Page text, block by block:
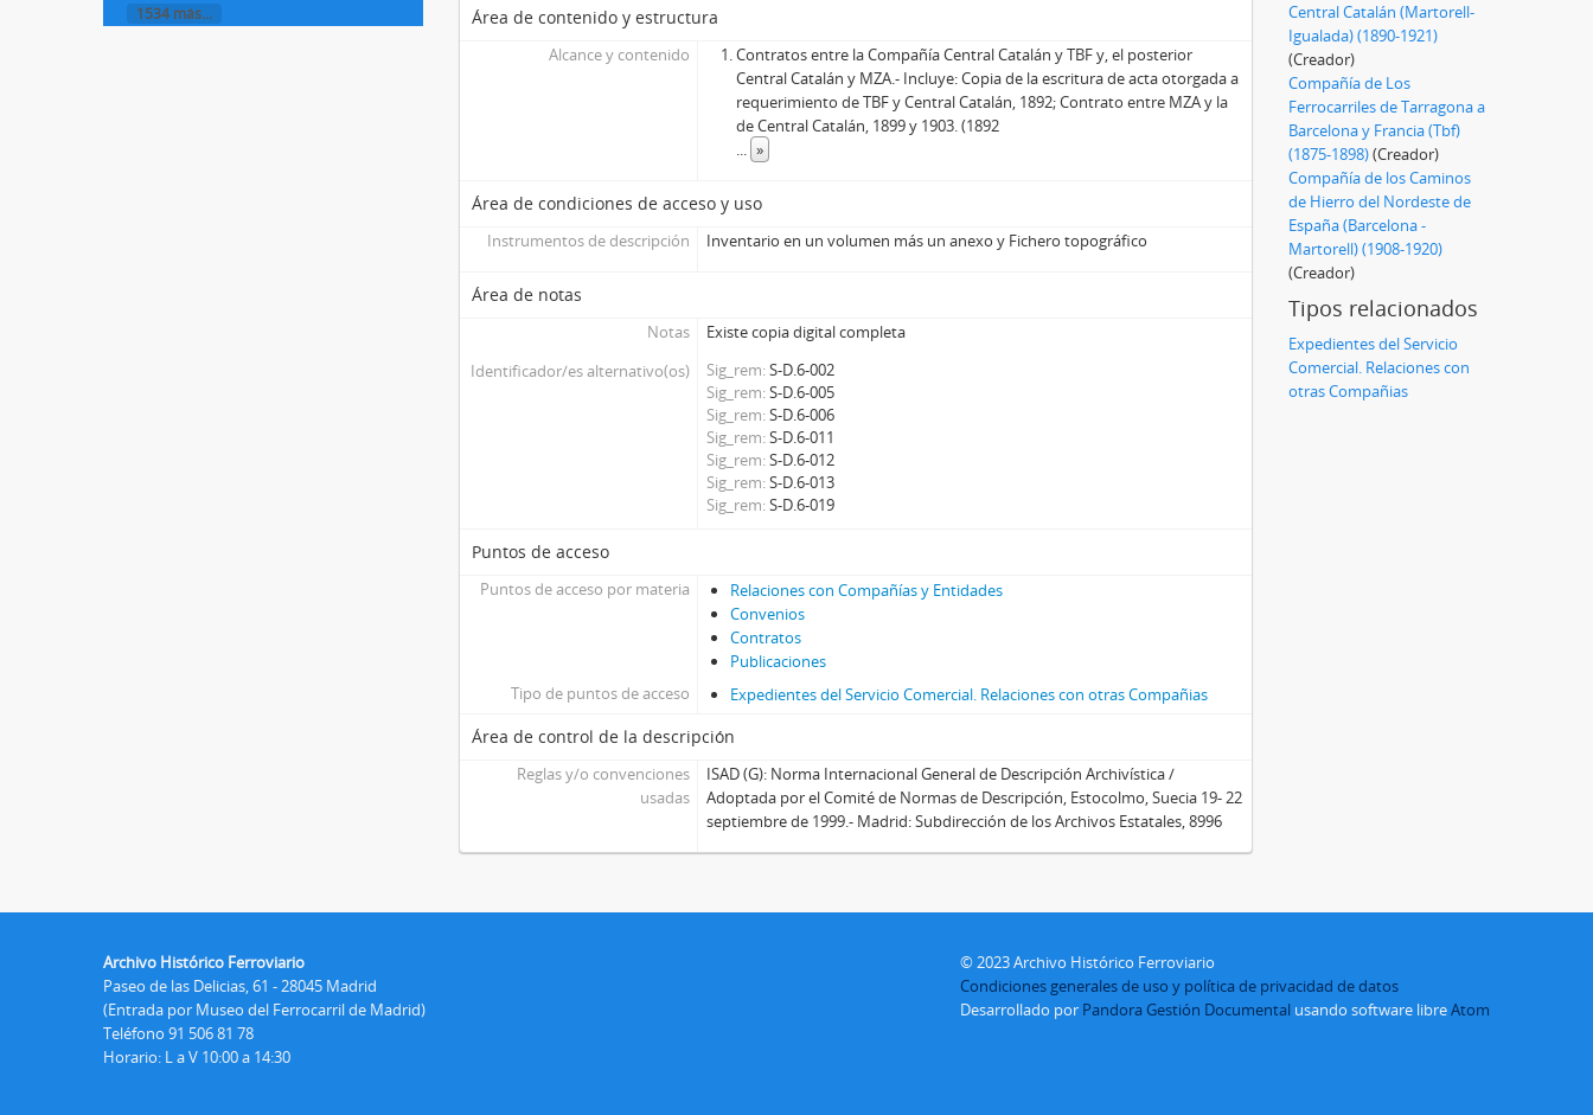
1534 más...
Área de contenido y estructura
Alcance y contenido
Contratos entre la Compañía Central Catalán y TBF y, el posterior
Central Catalán y MZA.- Incluye: Copia de la escritura de acta otorgada a
requerimiento de TBF y Central Catalán, 1892; Contrato entre MZA y la
de Central Catalán, 1899 y 1903. (1892
... »
Área de condiciones de acceso y uso
Instrumentos de descripción Inventario en un volumen más un anexo y Fichero topográfico
Área de notas
Notas
Existe copia digital completa
Identificador/es alternativo(os)
Sig_rem S-D.6-002
Sig_rem S-D.6-005
Sig_rem S-D.6-006
Sig_rem S-D.6-011
Sig_rem S-D.6-012
Sig_rem S-D.6-013
Sig_rem S-D.6-019
Puntos de acceso
Puntos de acceso por materia
Relaciones con Compañías y Entidades
Convenios
Contratos
Publicaciones
Tipo de puntos de acceso
Expedientes del Servicio Comercial. Relaciones con otras Compañias
Área de control de la descripción
Reglas y/o convenciones
usadas
ISAD (G): Norma Internacional General de Descripción Archivística /
Adoptada por el Comité de Normas de Descripción, Estocolmo, Suecia 19- 22
septiembre de 1999.- Madrid: Subdirección de los Archivos Estatales, 8996
Central Catalán (Martorell-
Igualada) (1890-1921)
(Creador)
Compañía de Los
Ferrocarriles de Tarragona a
Barcelona y Francia (Tbf)
(1875-1898)(Creador)
Compañía de los Caminos
de Hierro del Nordeste de
España (Barcelona -
Martorell) (1908-1920)
(Creador)
Tipos relacionados
Expedientes del Servicio
Comercial. Relaciones con
otras Compañias
Archivo Histórico Ferroviario
Paseo de las Delicias, 61 - 28045 Madrid
(Entrada por Museo del Ferrocarril de Madrid)
Teléfono 91 506 81 78
Horario: L a V 10:00 a 14:30
© 2023 Archivo Histórico Ferroviario
Condiciones generales de uso y política de privacidad de datos
Desarrollado por Pandora Gestión Documental usando software libreAtom